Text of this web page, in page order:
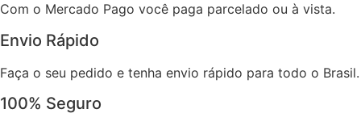
Com o Mercado Pago você paga parcelado ou à vista.
Envio Rápido
Faça o seu pedido e tenha envio rápido para todo o Brasil.
100% Seguro